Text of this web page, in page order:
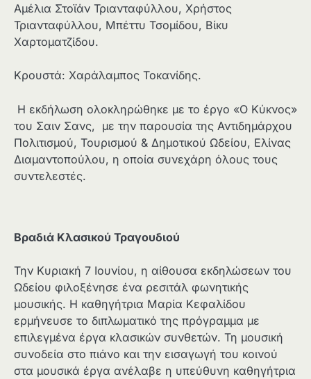
Αμέλια Στοϊάν Τριανταφύλλου, Χρήστος
Τριανταφύλλου, Μπέττυ Τσομίδου, Βίκυ
Χαρτοματζίδου.
Κρουστά: Χαράλαμπος Τοκανίδης.
Η εκδήλωση ολοκληρώθηκε με το έργο «Ο Κύκνος»
του Σαιν Σανς, με την παρουσία της Αντιδημάρχου
Πολιτισμού, Τουρισμού & Δημοτικού Ωδείου, Ελίνας
Διαμαντοπούλου, η οποία συνεχάρη όλους τους
συντελεστές.
Βραδιά Κλασικού Τραγουδιού
Την Κυριακή 7 Ιουνίου, η αίθουσα εκδηλώσεων του
Ωδείου φιλοξένησε ένα ρεσιτάλ φωνητικής
μουσικής. Η καθηγήτρια Μαρία Κεφαλίδου
ερμήνευσε το διπλωματικό της πρόγραμμα με
επιλεγμένα έργα κλασικών συνθετών. Τη μουσική
συνοδεία στο πιάνο και την εισαγωγή του κοινού
στα μουσικά έργα ανέλαβε η υπεύθυνη καθηγήτρια